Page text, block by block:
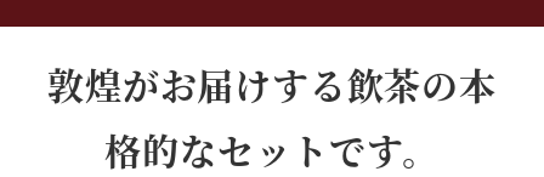
敦煌がお届けする飲茶の本
格的なセットです。